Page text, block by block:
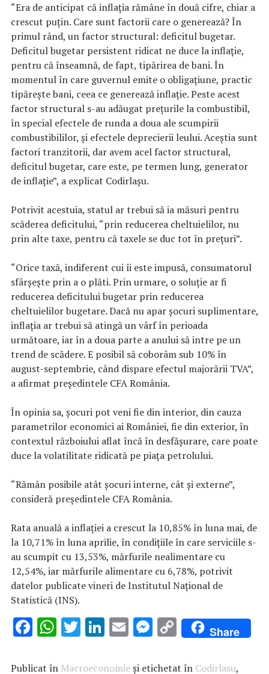
“Era de anticipat că inflaţia rămâne în două cifre, chiar a
crescut puţin. Care sunt factorii care o generează? În
primul rând, un factor structural: deficitul bugetar.
Deficitul bugetar persistent ridicat ne duce la inflaţie,
pentru că înseamnă, de fapt, tipărirea de bani. În
momentul în care guvernul emite o obligaţiune, practic
tipăreşte bani, ceea ce generează inflaţie. Peste acest
factor structural s-au adăugat preţurile la combustibil,
în special efectele de runda a doua ale scumpirii
combustibililor, şi efectele deprecierii leului. Aceştia sunt
factori tranzitorii, dar avem acel factor structural,
deficitul bugetar, care este, pe termen lung, generator
de inflaţie”, a explicat Codirlaşu.
Potrivit acestuia, statul ar trebui să ia măsuri pentru
scăderea deficitului, “prin reducerea cheltuielilor, nu
prin alte taxe, pentru că taxele se duc tot în preţuri”.
“Orice taxă, indiferent cui îi este impusă, consumatorul
sfârşeşte prin a o plăti. Prin urmare, o soluţie ar fi
reducerea deficitului bugetar prin reducerea
cheltuielilor bugetare. Dacă nu apar şocuri suplimentare,
inflaţia ar trebui să atingă un vârf în perioada
următoare, iar în a doua parte a anului să intre pe un
trend de scădere. E posibil să coborâm sub 10% în
august-septembrie, când dispare efectul majorării TVA”,
a afirmat preşedintele CFA România.
În opinia sa, şocuri pot veni fie din interior, din cauza
parametrilor economici ai României, fie din exterior, în
contextul războiului aflat încă în desfăşurare, care poate
duce la volatilitate ridicată pe piaţa petrolului.
“Rămân posibile atât şocuri interne, cât şi externe”,
consideră preşedintele CFA România.
Rata anuală a inflaţiei a crescut la 10,85% în luna mai, de
la 10,71% în luna aprilie, în condiţiile în care serviciile s-
au scumpit cu 13,53%, mărfurile nealimentare cu
12,54%, iar mărfurile alimentare cu 6,78%, potrivit
datelor publicate vineri de Institutul Naţional de
Statistică (INS).
F
e
W
at
T
it
Li
k
E
ai
M
se
C
o
p
Share
Publicat în Macroeconomieși etichetat în Codirlasu,